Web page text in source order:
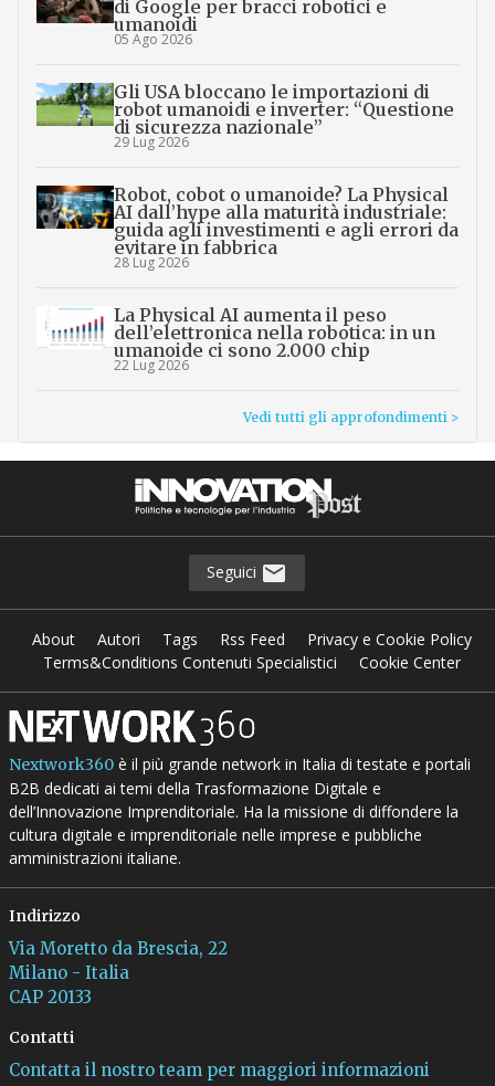
di Google per bracci robotici e
umanoidi
05 Ago 2026
Gli USA bloccano le importazioni di
robot umanoidi e inverter: “Questione
di sicurezza nazionale”
29 Lug 2026
Robot, cobot o umanoide? La Physical
AI dall’hype alla maturità industriale:
guida agli investimenti e agli errori da
evitare in fabbrica
28 Lug 2026
La Physical AI aumenta il peso
dell’elettronica nella robotica: in un
umanoide ci sono 2.000 chip
22 Lug 2026
Vedi tutti gli approfondimenti >
Seguici
About Autori Tags Rss Feed
Privacy e Cookie Policy
Terms&Conditions Contenuti Specialistici
Cookie Center
Nextwork360è il più grande network in Italia di testate e portali
B2B dedicati ai temi della Trasformazione Digitale e
dell’Innovazione Imprenditoriale. Ha la missione di diffondere la
cultura digitale e imprenditoriale nelle imprese e pubbliche
amministrazioni italiane.
Indirizzo
Via Moretto da Brescia, 22
Milano - Italia
CAP 20133
Contatti
Contatta il nostro team per maggiori informazioni